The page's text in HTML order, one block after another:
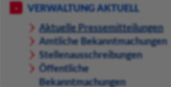
VERWALTUNG AKTUELL
Aktuelle Pressemitteilungen
Amtliche Bekanntmachungen
Stellenausschreibungen
Öffentliche
Bekanntmachungen